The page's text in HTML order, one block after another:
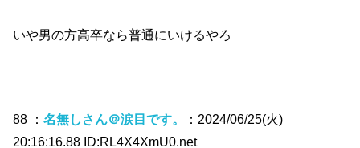
いや男の方高卒なら普通にいけるやろ
88 ：名無しさん＠涙目です。
：2024/06/25(火)
20:16:16.88 ID:RL4X4XmU0.net